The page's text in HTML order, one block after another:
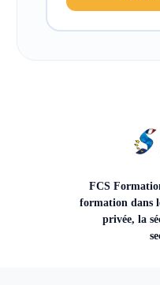
FCS
formation dans
privée, la